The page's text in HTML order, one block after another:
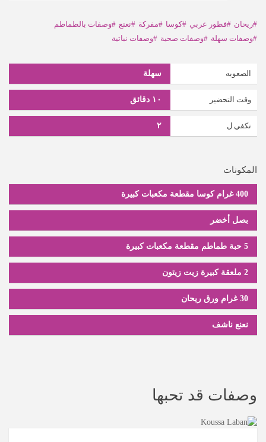
#ريحان #فطور عربي #كوسا #مفركة #نعنع #وصفات بالطماطم
#وصفات سهلة #وصفات صحية #وصفات نباتية
الصعوبه سهلة
وقت التحضير ١٠ دقائق
تكفي ل ٢
المكونات
400 غرام كوسا مقطعة مكعبات كبيرة
بصل أخضر
5 حبة طماطم مقطعة مكعبات كبيرة
2 ملعقة كبيرة زيت زيتون
30 غرام ورق ريحان
نعنع ناشف
وصفات قد تحبها